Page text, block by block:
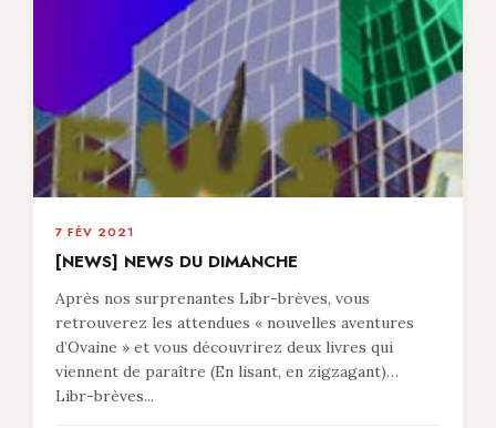
7 FÉV 2021
[NEWS] NEWS DU DIMANCHE
Après nos surprenantes Libr-brèves, vous
retrouverez les attendues « nouvelles aventures
d’Ovaine » et vous découvrirez deux livres qui
viennent de paraître (En lisant, en zigzagant)…
Libr-brèves...